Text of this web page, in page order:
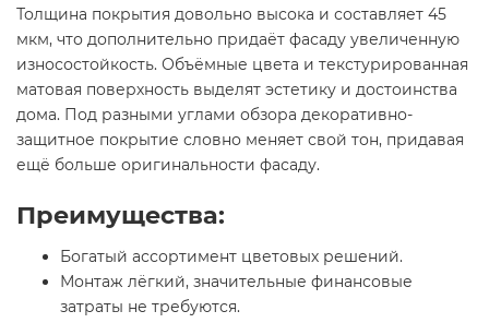
Толщина покрытия довольно высока и составляет 45
мкм, что дополнительно придаёт фасаду увеличенную
износостойкость. Объёмные цвета и текстурированная
матовая поверхность выделят эстетику и достоинства
дома. Под разными углами обзора декоративно-
защитное покрытие словно меняет свой тон, придавая
ещё больше оригинальности фасаду.
Преимущества:
Богатый ассортимент цветовых решений.
Монтаж лёгкий, значительные финансовые
затраты не требуются.